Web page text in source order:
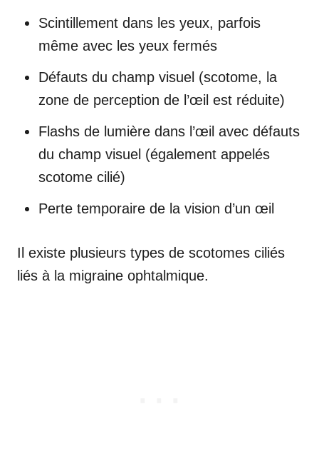
Scintillement dans les yeux, parfois
même avec les yeux fermés
Défauts du champ visuel (scotome, la
zone de perception de l’œil est réduite)
Flashs de lumière dans l’œil avec défauts
du champ visuel (également appelés
scotome cilié)
Perte temporaire de la vision d’un œil
Il existe plusieurs types de scotomes ciliés
liés à la migraine ophtalmique.